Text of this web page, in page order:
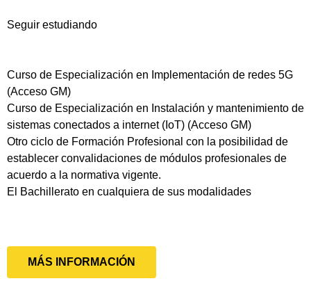
Seguir estudiando
Curso de Especialización en Implementación de redes 5G
(Acceso GM)
Curso de Especialización en Instalación y mantenimiento de
sistemas conectados a internet (IoT) (Acceso GM)
Otro ciclo de Formación Profesional con la posibilidad de
establecer convalidaciones de módulos profesionales de
acuerdo a la normativa vigente.
El Bachillerato en cualquiera de sus modalidades
MÁS INFORMACIÓN